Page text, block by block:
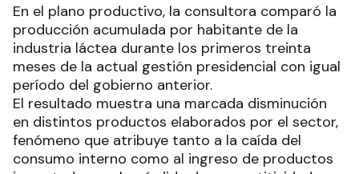
En el plano productivo, la consultora comparó la
producción acumulada por habitante de la
industria láctea durante los primeros treinta
meses de la actual gestión presidencial con igual
período del gobierno anterior.
El resultado muestra una marcada disminución
en distintos productos elaborados por el sector,
fenómeno que atribuye tanto a la caída del
consumo interno como al ingreso de productos